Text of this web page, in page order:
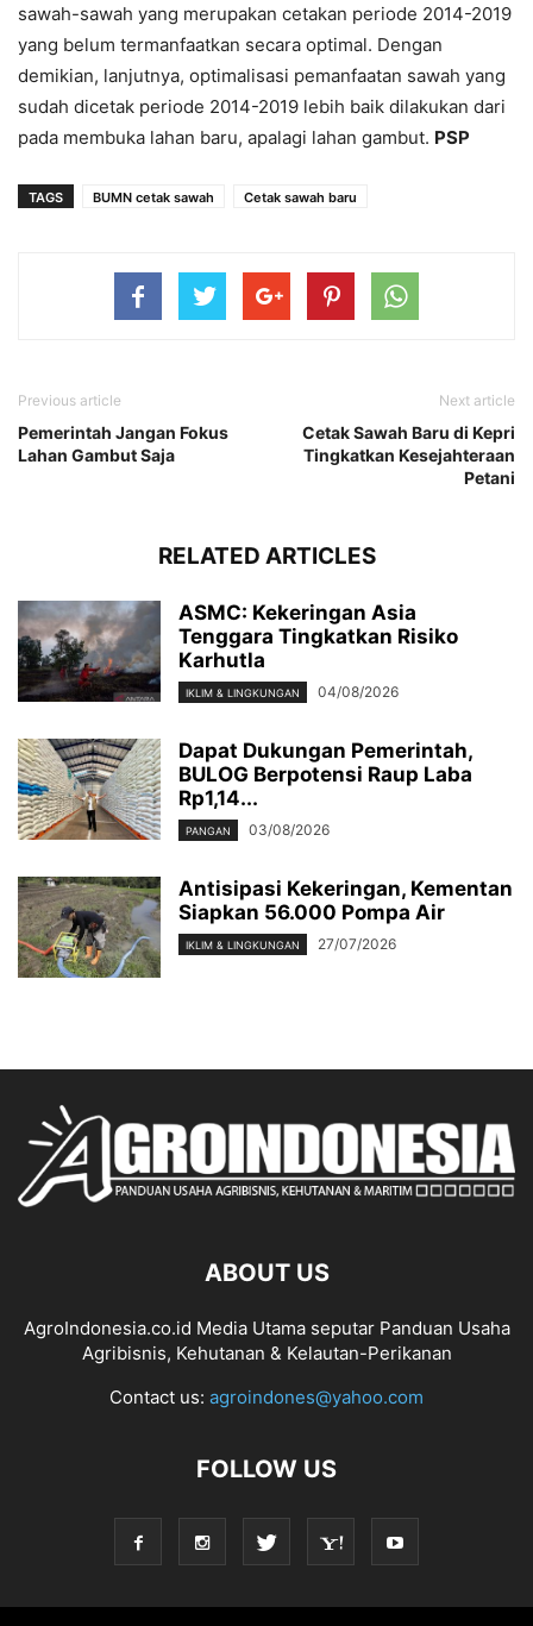
sawah-sawah yang merupakan cetakan periode 2014-2019
yang belum termanfaatkan secara optimal. Dengan
demikian, lanjutnya, optimalisasi pemanfaatan sawah yang
sudah dicetak periode 2014-2019 lebih baik dilakukan dari
pada membuka lahan baru, apalagi lahan gambut. PSP
TAGS BUMN cetak sawah Cetak sawah baru
Previous article
Pemerintah Jangan Fokus
Lahan Gambut Saja
Next article
Cetak Sawah Baru di Kepri
Tingkatkan Kesejahteraan
Petani
RELATED ARTICLES
ASMC: Kekeringan Asia
Tenggara Tingkatkan Risiko
Karhutla
IKLIM & LINGKUNGAN 04/08/2026
Dapat Dukungan Pemerintah,
BULOG Berpotensi Raup Laba
Rp1,14...
PANGAN 03/08/2026
Antisipasi Kekeringan, Kementan
Siapkan 56.000 Pompa Air
IKLIM & LINGKUNGAN 27/07/2026
ABOUT US
AgroIndonesia.co.id Media Utama seputar Panduan Usaha
Agribisnis, Kehutanan & Kelautan-Perikanan
Contact us: agroindones@yahoo.com
FOLLOW US